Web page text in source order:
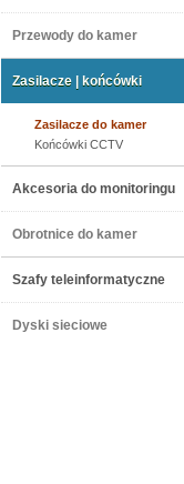
Przewody do kamer
Zasilacze | końcówki
Zasilacze do kamer
Końcówki CCTV
Akcesoria do monitoringu
Obrotnice do kamer
Szafy teleinformatyczne
Dyski sieciowe